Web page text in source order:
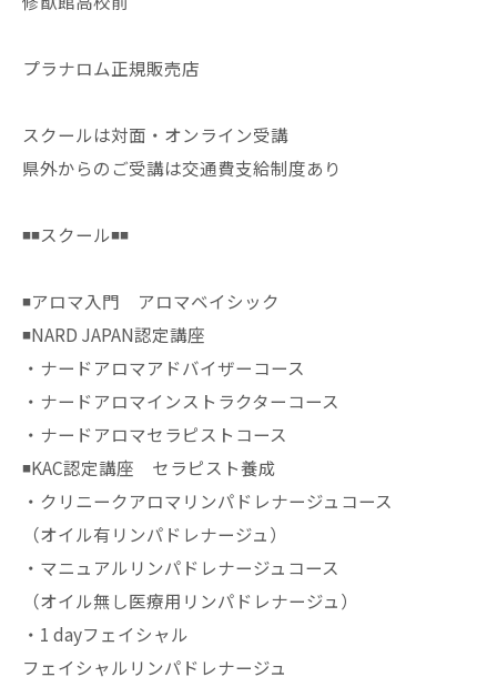
プラナロム正規販売店
スクールは対面・オンライン受講
県外からのご受講は交通費支給制度あり
◾️◾️スクール◾️◾️
◾️アロマ入門 アロマベイシック
◾️NARD JAPAN認定講座
・ナードアロマアドバイザーコース
・ナードアロマインストラクターコース
・ナードアロマセラピストコース
◾️KAC認定講座 セラピスト養成
・クリニークアロマリンパドレナージュコース
（オイル有リンパドレナージュ）
・マニュアルリンパドレナージュコース
（オイル無し医療用リンパドレナージュ）
・1 dayフェイシャル
フェイシャルリンパドレナージュ